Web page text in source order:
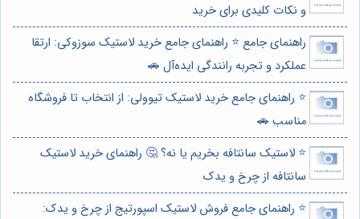
و نکات کلیدی برای خرید
راهنمای جامع ⭐️ راهنمای جامع خرید لاستیک سوزوکی: ارتقا
عملکرد و تجربه رانندگی ایده‌آل 🚗
⭐️ راهنمای جامع خرید لاستیک تیوولی: از انتخاب تا فروشگاه
مناسب 🚗
⭐️ لاستیک سانتافه بخریم یا نه؟ 🤔 راهنمای خرید لاستیک
سانتافه از چرخ و یدک
⭐️ راهنمای جامع فروش لاستیک اسپورتیج از چرخ و یدک: